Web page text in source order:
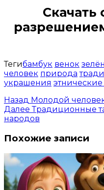
Скачать
Тегибамбук венок
человек природа
украшения
Назад Молодой
Далее Традиционные
народов
Похожие записи